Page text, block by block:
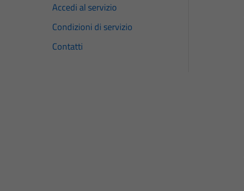
Accedi al servizio
Condizioni di servizio
Contatti